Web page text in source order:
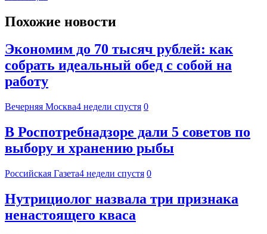
Похожие новости
Экономим до 70 тысяч рублей: как
собрать идеальный обед с собой на
работу
Вечерняя Москва4 недели спустя 0
В Роспотребнадзоре дали 5 советов по
выбору и хранению рыбы
Российская Газета4 недели спустя 0
Нутрициолог назвала три признака
ненастоящего кваса